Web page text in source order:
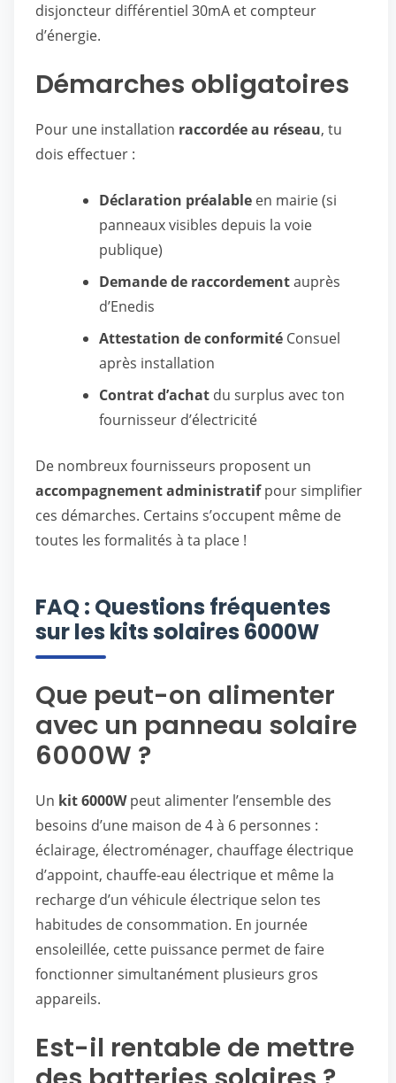
disjoncteur différentiel 30mA et compteur
d’énergie.
Démarches obligatoires
Pour une installation raccordée au réseau, tu
dois effectuer :
Déclaration préalable en mairie (si
panneaux visibles depuis la voie
publique)
Demande de raccordementauprès
d’Enedis
Attestation de conformité Consuel
après installation
Contrat d’achat du surplus avec ton
fournisseur d’électricité
De nombreux fournisseurs proposent un
accompagnement administratifpour simplifier
ces démarches. Certains s’occupent même de
toutes les formalités à ta place !
FAQ : Questions fréquentes
sur les kits solaires 6000W
Que peut-on alimenter
avec un panneau solaire
6000W ?
Un kit 6000Wpeut alimenter l’ensemble des
besoins d’une maison de 4 à 6 personnes :
éclairage, électroménager, chauffage électrique
d’appoint, chauffe-eau électrique et même la
recharge d’un véhicule électrique selon tes
habitudes de consommation. En journée
ensoleillée, cette puissance permet de faire
fonctionner simultanément plusieurs gros
appareils.
Est-il rentable de mettre